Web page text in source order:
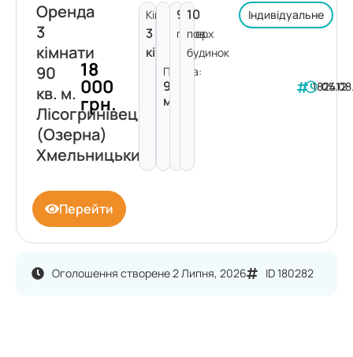
Оголошення створене 2 Липня, 2026 ID 180282
Оренда
3
кімнати
90
кв. м.
Лісогринівецька
(Озерна)
Хмельницький
18
000
грн.
Кімнат:
3
кімнати
Площа:
90
м²
9
поверх
10
пов.
будинок
Індивідуальне
182412
Перейти